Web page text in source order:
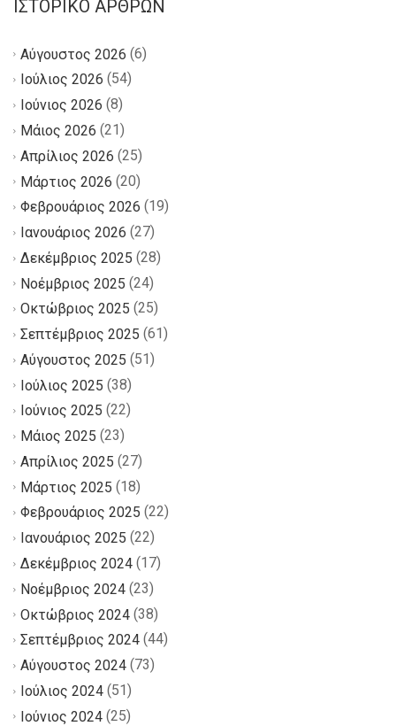
ΙΣΤΟΡΙΚΌ ΆΡΘΡΩΝ
Αύγουστος 2026 (6)
Ιούλιος 2026 (54)
Ιούνιος 2026 (8)
Μάιος 2026 (21)
Απρίλιος 2026 (25)
Μάρτιος 2026 (20)
Φεβρουάριος 2026 (19)
Ιανουάριος 2026 (27)
Δεκέμβριος 2025 (28)
Νοέμβριος 2025 (24)
Οκτώβριος 2025 (25)
Σεπτέμβριος 2025 (61)
Αύγουστος 2025 (51)
Ιούλιος 2025 (38)
Ιούνιος 2025 (22)
Μάιος 2025 (23)
Απρίλιος 2025 (27)
Μάρτιος 2025 (18)
Φεβρουάριος 2025 (22)
Ιανουάριος 2025 (22)
Δεκέμβριος 2024 (17)
Νοέμβριος 2024 (23)
Οκτώβριος 2024 (38)
Σεπτέμβριος 2024 (44)
Αύγουστος 2024 (73)
Ιούλιος 2024 (51)
Ιούνιος 2024 (25)